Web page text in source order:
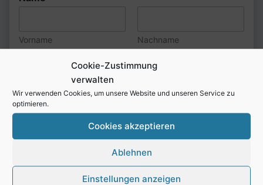
Cookie-Zustimmung
verwalten
Wir verwenden Cookies, um unsere Website und unseren Service zu
optimieren.
Cookies akzeptieren
Ablehnen
Einstellungen anzeigen
Vorname Nachname
*
T
e
o
Postleizahl